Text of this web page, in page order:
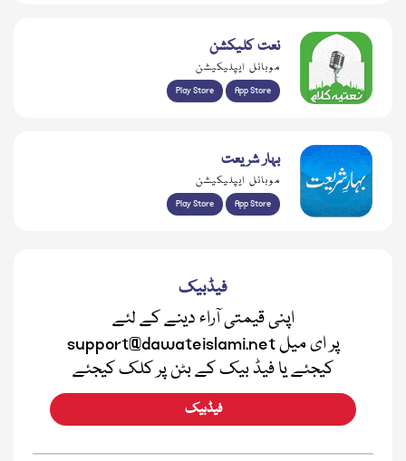
نعت کلیکشن
موبائل ایپلیکیشن
Play Store App Store
بہار شریعت
موبائل ایپلیکیشن
Play Store App Store
فیڈبیک
اپنی قیمتی آراء دینے کے لئے
support@dawateislami.net پر ای میل
کیجئے یا فیڈ بیک کے بٹن پر کلک کیجئے
فیڈبیک